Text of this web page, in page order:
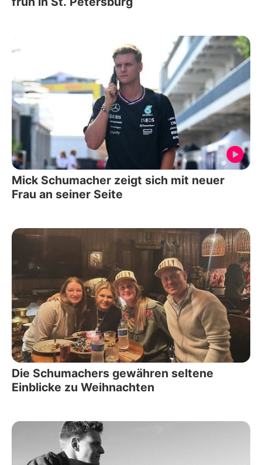
Mick Schumacher zeigt sich mit neuer
Frau an seiner Seite
Die Schumachers gewähren seltene
Einblicke zu Weihnachten